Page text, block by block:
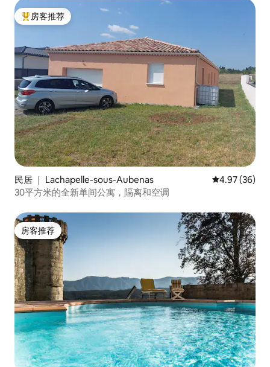
热门「房客推荐」
房客推荐
民居 ｜ Lachapelle-sous-Aubenas 平均评分
4.97 (36)
30平方米的全新单间公寓，隔离和空调
房客推荐
房客推荐